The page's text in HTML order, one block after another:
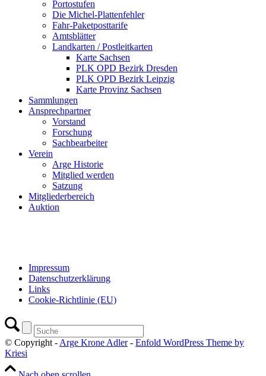
Portostufen
Die Michel-Plattenfehler
Fahr-Paketposttarife
Amtsblätter
Landkarten / Postleitkarten
Karte Sachsen
PLK OPD Bezirk Dresden
PLK OPD Bezirk Leipzig
Karte Provinz Sachsen
Sammlungen
Ansprechpartner
Vorstand
Forschung
Sachbearbeiter
Verein
Arge Historie
Mitglied werden
Satzung
Mitgliederbereich
Auktion
Impressum
Datenschutzerklärung
Links
Cookie-Richtlinie (EU)
© Copyright - Arge Krone Adler- Enfold WordPress Theme by
Kriesi